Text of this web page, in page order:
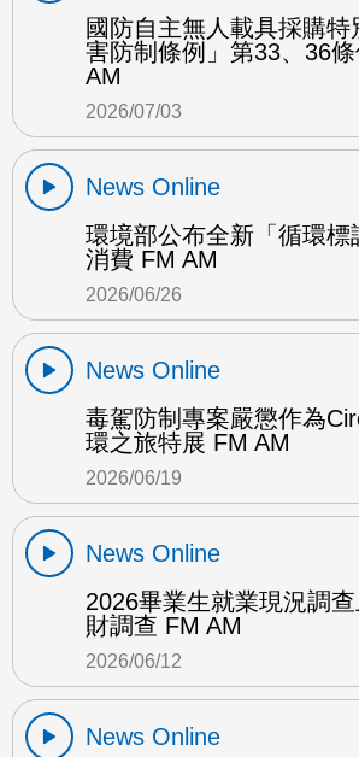
國防自主無人載具採購
害防制條例」第33、36
AM
2026/07/03
News Online
環境部公布全新「循環標
消費 FM AM
2026/06/26
News Online
毒駕防制專案嚴懲作為
環之旅特展 FM AM
2026/06/19
News Online
2026畢業生就業現況調
財調查 FM AM
2026/06/12
News Online